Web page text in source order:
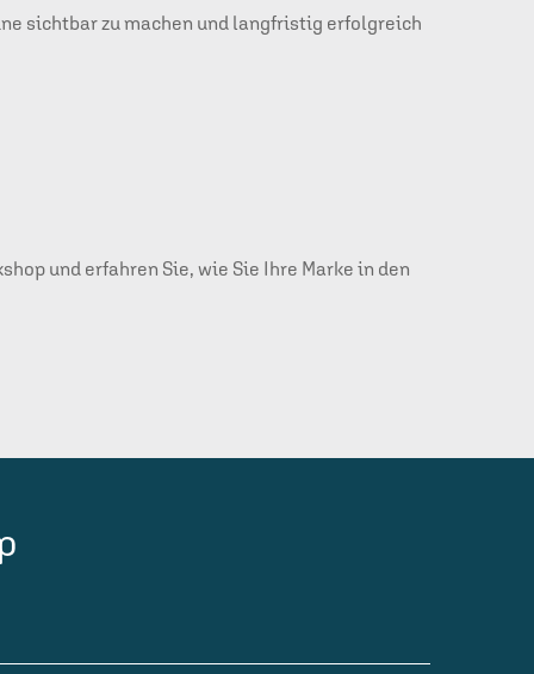
sichtbar zu machen und langfristig erfolgreich
und erfahren Sie, wie Sie Ihre Marke in den